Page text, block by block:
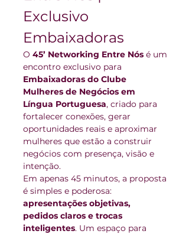
Exclusivo
Embaixadoras
O 45’ Networking Entre Nós é um
encontro exclusivo para
Embaixadoras do Clube
Mulheres de Negócios em
Língua Portuguesa, criado para
fortalecer conexões, gerar
oportunidades reais e aproximar
mulheres que estão a construir
negócios com presença, visão e
intenção.
Em apenas 45 minutos, a proposta
é simples e poderosa:
apresentações objetivas,
pedidos claros e trocas
inteligentes. Um espaço para